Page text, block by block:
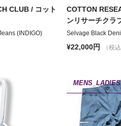
CLUB / コット
(INDIGO)
COTTON
ンリサーチクラ
Selvage Black
¥22,000円 （税込
MENS_LADIES